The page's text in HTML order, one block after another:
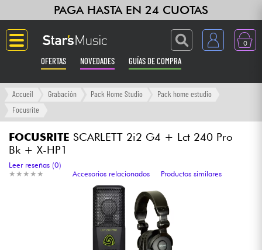
PAGA HASTA EN 24 CUOTAS
0
OFERTAS NOVEDADES GUÍAS DE COMPRA
Langue
Ampli & Efectos
Sintetizadores & samplers
Accueil Grabación Pack Home Studio
Pack home estudio
Focusrite
FOCUSRITE SCARLETT 2i2 G4 + Lct 240 Pro
Bk + X-HP1
★ ★ ★ ★ ★
★ ★ ★ ★ ★
Leer reseñas (0)
Accesorios relacionados
Productos similares